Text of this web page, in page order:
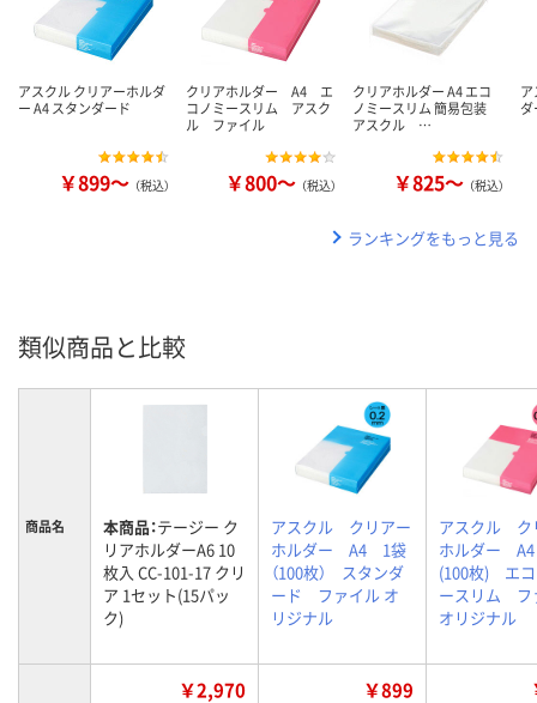
アスクル クリアーホルダ
ー A4 スタンダード
￥899～ （税込）
クリアホルダー A4 エ
コノミースリム アスク
ル ファイル
￥800～ （税込）
クリアホルダー A4 エコ
ノミースリム 簡易包装
アスクル …
￥825～ （税込）
ランキングをもっと見る
類似商品と比較
商品名 本商品：テージー ク
リアホルダーA6 10
枚入 CC-101-17 クリ
ア 1セット(15パッ
ク)
アスクル クリアー
ホルダー A4 1袋
（100枚） スタンダ
ード ファイル オ
リジナル
アスクル ク
ホルダー
(100枚) エ
ースリム フ
オリジナル
￥2,970 ￥899